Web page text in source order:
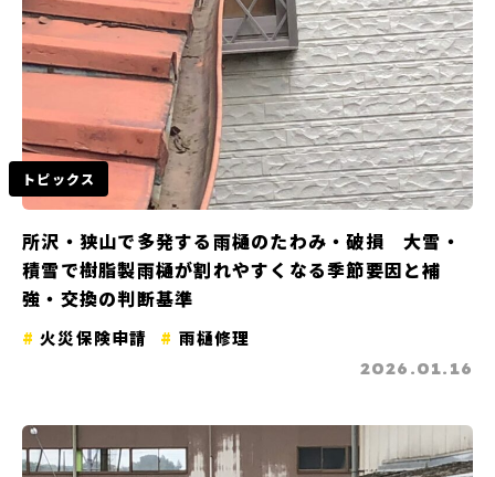
トピックス
所沢・狭山で多発する雨樋のたわみ・破損 大雪・
積雪で樹脂製雨樋が割れやすくなる季節要因と補
強・交換の判断基準
火災保険申請 雨樋修理
2026.01.16